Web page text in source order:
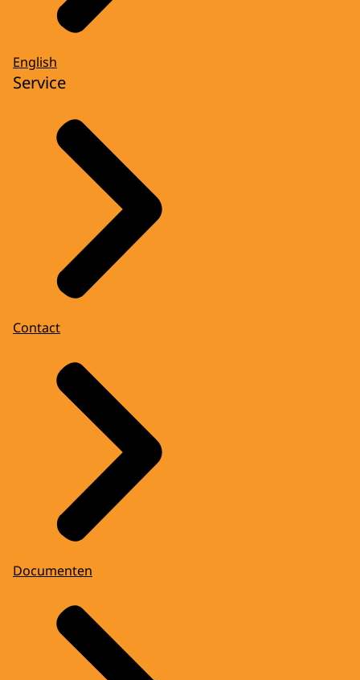
English
Service
Contact
Documenten